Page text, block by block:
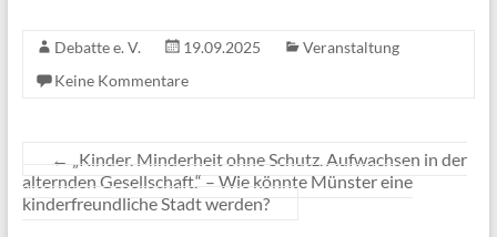
Debatte e. V. 19.09.2025
Veranstaltung
Keine Kommentare
←
„Kinder. Minderheit ohne Schutz. Aufwachsen in der
alternden Gesellschaft.“ – Wie könnte Münster eine
kinderfreundliche Stadt werden?